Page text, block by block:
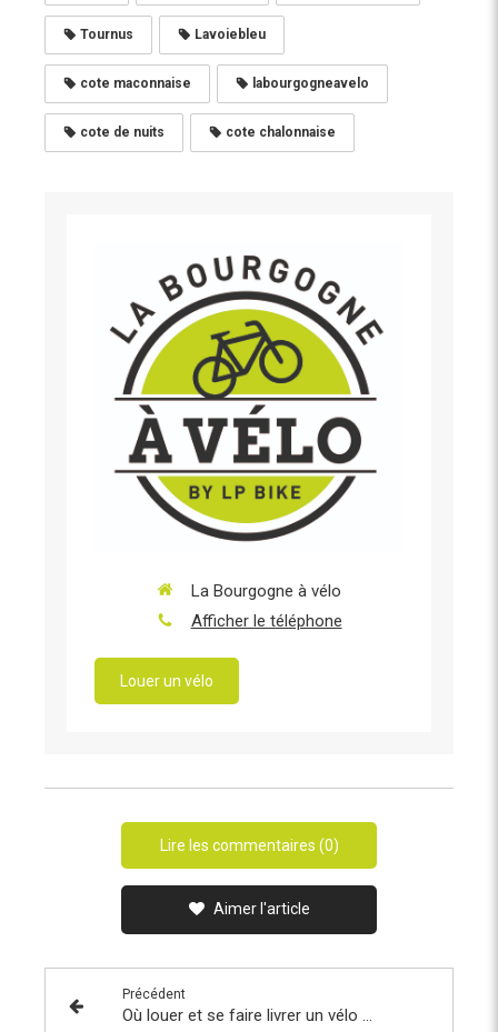
Tournus Lavoiebleu
cote maconnaise labourgogneavelo
cote de nuits cote chalonnaise
La Bourgogne à vélo
Afficher le téléphone
Louer un vélo
Lire les commentaires (0)
Aimer l'article
Précédent